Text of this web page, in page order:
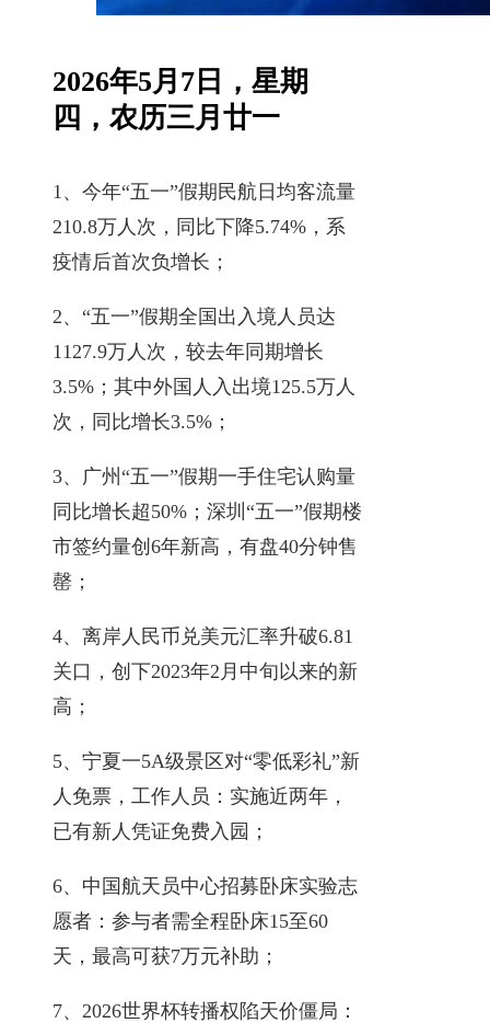
2026年5月7日，星期
四，农历三月廿一
1、今年“五一”假期民航日均客流量
210.8万人次，同比下降5.74%，系
疫情后首次负增长；
2、“五一”假期全国出入境人员达
1127.9万人次，较去年同期增长
3.5%；其中外国人入出境125.5万人
次，同比增长3.5%；
3、广州“五一”假期一手住宅认购量
同比增长超50%；深圳“五一”假期楼
市签约量创6年新高，有盘40分钟售
罄；
4、离岸人民币兑美元汇率升破6.81
关口，创下2023年2月中旬以来的新
高；
5、宁夏一5A级景区对“零低彩礼”新
人免票，工作人员：实施近两年，
已有新人凭证免费入园；
6、中国航天员中心招募卧床实验志
愿者：参与者需全程卧床15至60
天，最高可获7万元补助；
7、2026世界杯转播权陷天价僵局：